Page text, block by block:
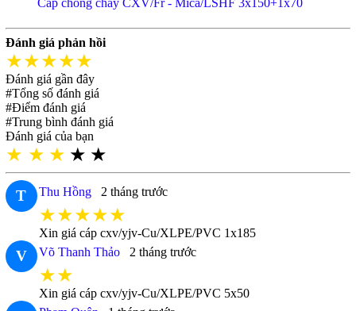
Cáp chống cháy CXV/Fr - Mica/LSHF 3x150+1x70
Đánh giá phản hồi
★★★★★
Đánh giá gần đây
#Tổng số đánh giá
#Điểm đánh giá
#Trung bình đánh giá
Đánh giá của bạn
★ ★ ★ ★ ★
T Thu Hồng 2 tháng trước
★★★★★
Xin giá cáp cxv/yjv-Cu/XLPE/PVC 1x185
V Võ Thanh Thảo 2 tháng trước
★★
Xin giá cáp cxv/yjv-Cu/XLPE/PVC 5x50